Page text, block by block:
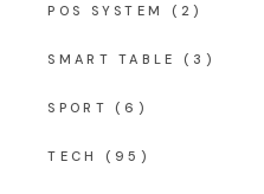
POS SYSTEM (2)
SMART TABLE (3)
SPORT (6)
TECH (95)